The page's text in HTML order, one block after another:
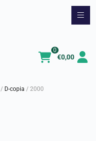
€0,00
0
/ d-copia / 2000